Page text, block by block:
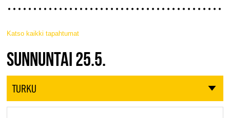
Katso kaikki tapahtumat
JAZZ FINLAND LIVE
SUNNUNTAI 25.5.
TURKU